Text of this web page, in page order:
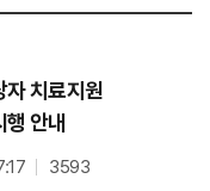
자 치료지원
안내
3593